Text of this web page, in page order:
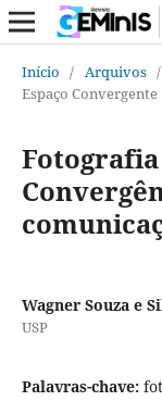
Início / Arquivos /
Espaço Convergente
Wagner Souza e
USP
Palavras-chave: